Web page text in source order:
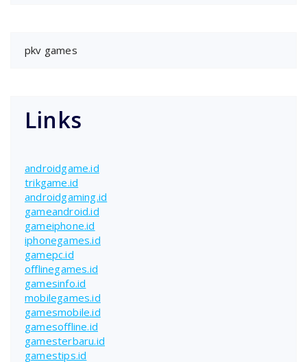
pkv games
Links
androidgame.id
trikgame.id
androidgaming.id
gameandroid.id
gameiphone.id
iphonegames.id
gamepc.id
offlinegames.id
gamesinfo.id
mobilegames.id
gamesmobile.id
gamesoffline.id
gamesterbaru.id
gamestips.id